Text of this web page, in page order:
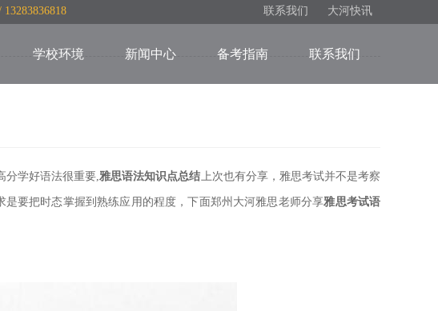
联系我们 大河快讯
学校环境 新闻中心 备考指南 联系我们
分学好语法很重要,雅思语法知识点总结上次也有分享，雅思考试并不是考察
是要把时态掌握到熟练应用的程度，下面郑州大河雅思老师分享雅思考试语